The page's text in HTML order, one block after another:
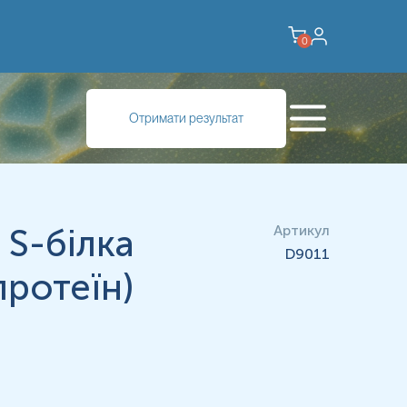
0
Отримати результат
захворювання або вакцинації.
і перешкоджають зв’язуванню вірусу з клітинами людини,
білка
Артикул
D9011